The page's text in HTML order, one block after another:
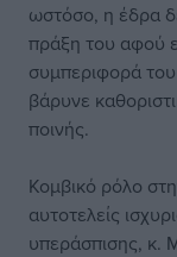
ωστόσο, η έδρα
πράξη του αφού
συμπεριφορά του
βάρυνε
ποινής.
Κομβικό ρόλο
αυτοτελείς
υπεράσπισης, κ.